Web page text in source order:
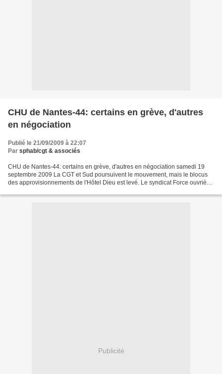
CHU de Nantes-44: certains en grève, d'autres
en négociation
Publié le 21/09/2009 à 22:07
Par sphab/cgt & associés
CHU de Nantes-44: certains en grève, d'autres en négociation samedi 19
septembre 2009 La CGT et Sud poursuivent le mouvement, mais le blocus
des approvisionnements de l'Hôtel Dieu est levé. Le syndicat Force ouvrière,
Publicité